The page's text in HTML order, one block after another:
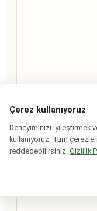
Çerez kullanıyoruz
Deneyiminizi iyileştirmek
kullanıyoruz. Tüm
reddedebilirsiniz. Gizlilik